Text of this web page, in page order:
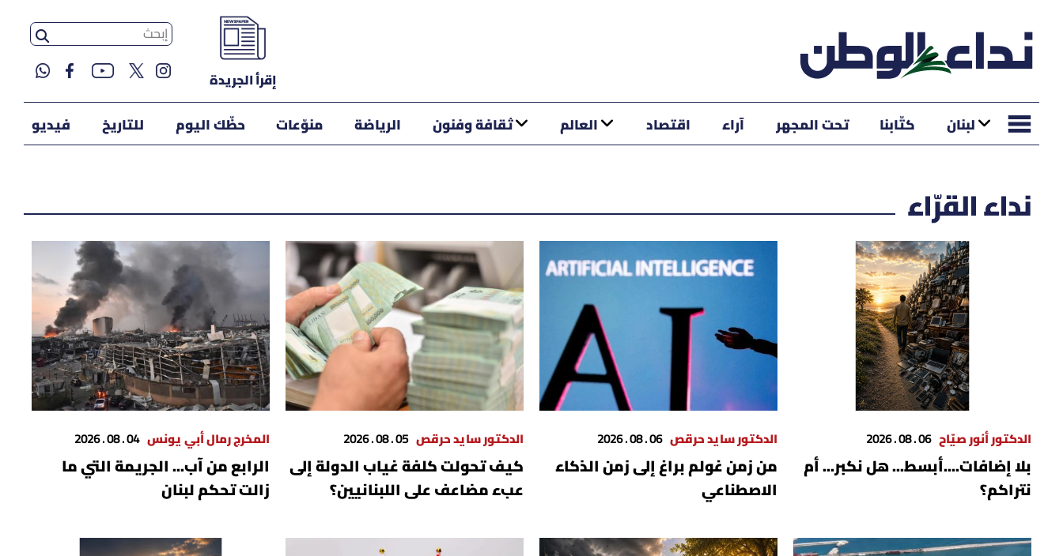
إقرأ الجريدة
لبنان كتّابنا تحت المجهر آراء اقتصاد العالم ثقافة وفنون الرياضة منوّعات حظّك اليوم للتاريخ فيديو
نداء القرّاء
الدكتور أنور صيّاح 06 . 08 . 2026
بلا إضافات....أبسط... هل نكبر... أم
نتراكم؟
الدكتور سايد حرقص 06 . 08 . 2026
من زمن غولم براغ إلى زمن الذكاء
الاصطناعي
الدكتور سايد حرقص 05 . 08 . 2026
كيف تحولت كلفة غياب الدولة إلى
عبء مضاعف على اللبنانيين؟
المخرج رمال أبي يونس 04 . 08 . 2026
الرابع من آب... الجريمة التي ما
زالت تحكم لبنان